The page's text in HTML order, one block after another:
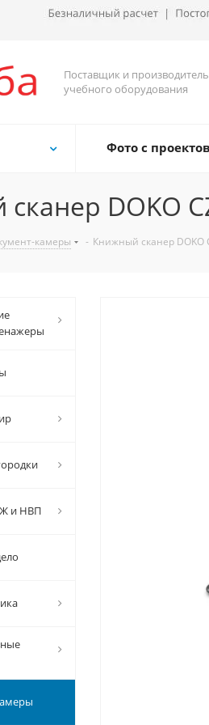
Поставщик и производитель
учебного оборудования
Фото с проектов
DOKO
камеры - Книжный сканер DOKO
и НВП